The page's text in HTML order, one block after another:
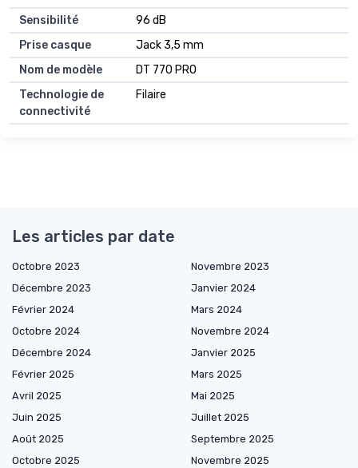
Sensibilité
96 dB
Prise casque
Jack 3,5 mm
Nom de modèle
DT 770 PRO
Technologie de
connectivité
Filaire
Les articles par date
Octobre 2023
Novembre 2023
Décembre 2023
Janvier 2024
Février 2024
Mars 2024
Octobre 2024
Novembre 2024
Décembre 2024
Janvier 2025
Février 2025
Mars 2025
Avril 2025
Mai 2025
Juin 2025
Juillet 2025
Août 2025
Septembre 2025
Octobre 2025
Novembre 2025